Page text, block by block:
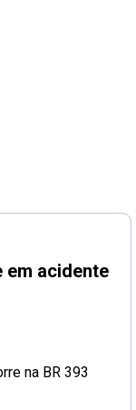
em acidente